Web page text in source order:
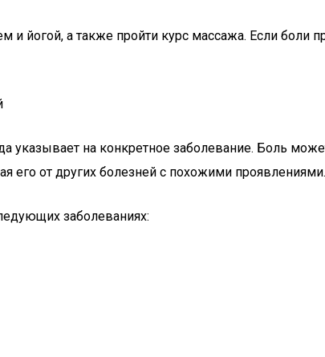
йогой, а также пройти курс массажа. Если боли
указывает на конкретное заболевание. Боль
его от других болезней с похожими проявлениями.
заболеваниях: